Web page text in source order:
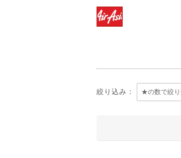
絞り込み：